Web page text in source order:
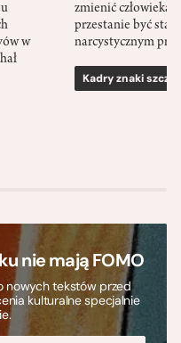
w
zmienić człowieka
przestanie być
narcystycznym
Kadry znaki
nie mają FOMO
nowych tekstów przed
kulturalne specjalnie